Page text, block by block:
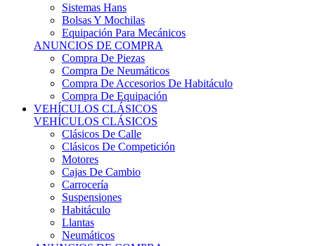
Sistemas Hans
Bolsas Y Mochilas
Equipación Para Mecánicos
ANUNCIOS DE COMPRA
Compra De Piezas
Compra De Neumáticos
Compra De Accesorios De Habitáculo
Compra De Equipación
VEHÍCULOS CLÁSICOS
VEHÍCULOS CLÁSICOS
Clásicos De Calle
Clásicos De Competición
Motores
Cajas De Cambio
Carrocería
Suspensiones
Habitáculo
Llantas
Neumáticos